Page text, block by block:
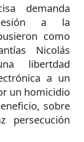
demanda
a la
como
Nicolás
libertdad
a un
un homicidio
sobre
persecución